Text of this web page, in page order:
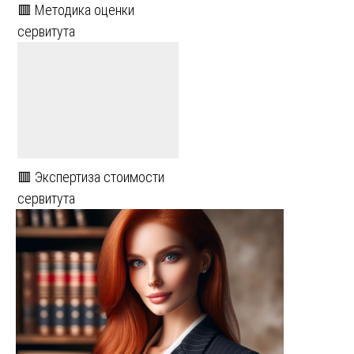
🟥 Методика оценки
сервитута
🟥 Экспертиза стоимости
сервитута